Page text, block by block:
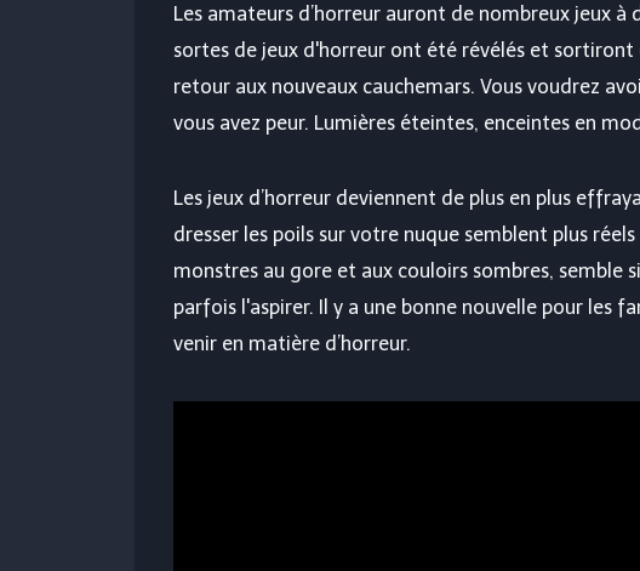
Les amateurs d’horreur auront de nombreux jeux à
sortes de jeux d'horreur ont été révélés et sortiront
retour aux nouveaux cauchemars. Vous voudrez
vous avez peur. Lumières éteintes, enceintes en
Les jeux d’horreur deviennent de plus en plus
dresser les poils sur votre nuque semblent plus
monstres au gore et aux couloirs sombres, semble
parfois l'aspirer. Il y a une bonne nouvelle pour les
venir en matière d’horreur.